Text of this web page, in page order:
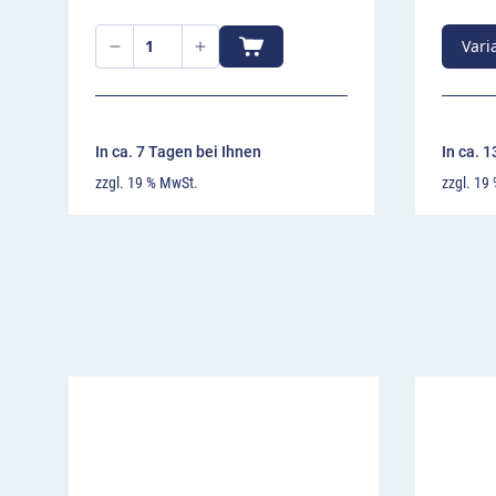
Aufgrund ihrer starken Wirkung eignet sich die
Fahrbahnschwelle vor allem zum Einsatz an
In ca. 7 Tagen bei Ihnen
zzgl. 19 % MwSt.
In ca.
zzgl. 19